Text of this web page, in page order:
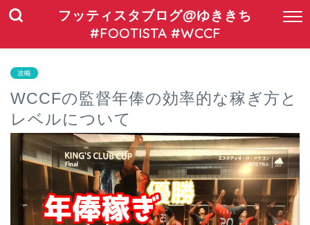
フッティスタブログ@ゆききち
#FOOTISTA #WCCF
攻略
WCCFの監督年俸の効率的な稼ぎ方と
レベルについて